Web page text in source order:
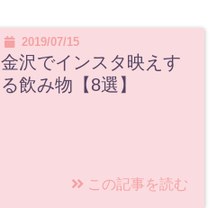
2019/07/15
金沢でインスタ映えす
る飲み物【8選】
この記事を読む